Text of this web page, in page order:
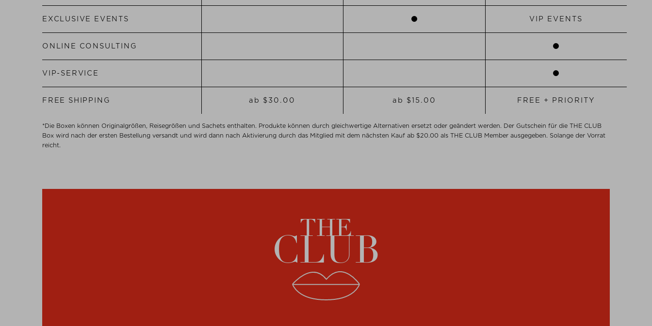
EXCLUSIVE EVENTS VIP EVENTS
ONLINE CONSULTING
VIP- SERVICE
FREE SHIPPING ab $‌30.00 ab $‌15.00 FREE + PRIORITY
*Die Boxen können Originalgrößen, Reisegrößen und Sachets enthalten. Produkte können durch gleichwertige Alternativen ersetzt oder geändert werden. Der Gutschein für die THE CLUB
Box wird nach der ersten Bestellung versandt und wird dann nach Aktivierung durch das Mitglied mit dem nächsten Kauf ab $‌20.00 als THE CLUB Member ausgegeben. Solange der Vorrat
reicht.
THE
CLUB